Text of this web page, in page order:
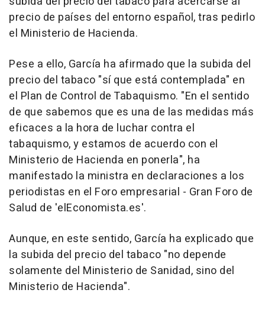
precio de países del entorno español, tras pedirlo
el Ministerio de Hacienda.
Pese a ello, García ha afirmado que la subida del
precio del tabaco "sí que está contemplada" en
el Plan de Control de Tabaquismo. "En el sentido
de que sabemos que es una de las medidas más
eficaces a la hora de luchar contra el
tabaquismo, y estamos de acuerdo con el
Ministerio de Hacienda en ponerla", ha
manifestado la ministra en declaraciones a los
periodistas en el Foro empresarial - Gran Foro de
Salud de 'elEconomista.es'.
Aunque, en este sentido, García ha explicado que
la subida del precio del tabaco "no depende
solamente del Ministerio de Sanidad, sino del
Ministerio de Hacienda".